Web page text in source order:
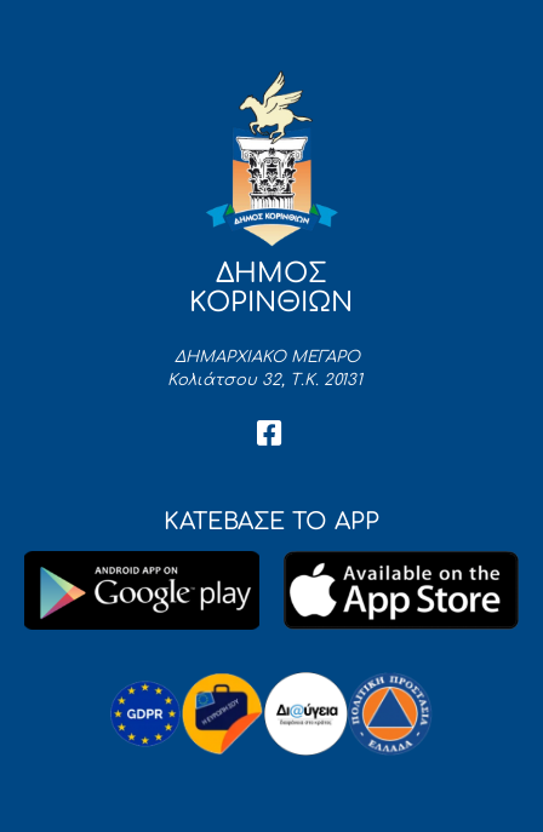
ΔΗΜΟΣ
ΚΟΡΙΝΘΙΩΝ
ΔΗΜΑΡΧΙΑΚΟ ΜΕΓΑΡΟ
Κολιάτσου 32, Τ.Κ. 20131
ΚΑΤΕΒΑΣΕ ΤΟ APP